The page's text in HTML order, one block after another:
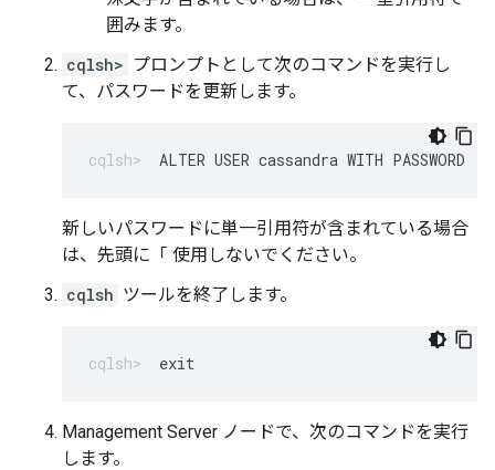
囲みます。
cqlsh> プロンプトとして次のコマンドを実行し
て、パスワードを更新します。
ALTER USER cassandra WITH PASSWORD '
新しいパスワードに単一引用符が含まれている場合
は、先頭に「 使用しないでください。
cqlsh ツールを終了します。
exit
Management Server ノードで、次のコマンドを実行
します。